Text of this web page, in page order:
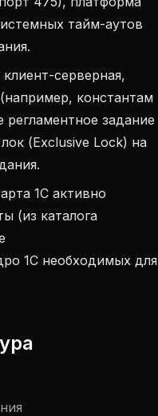
тайм-аутов
клиент-серверная,
константам
задание
(Exclusive Lock) на
1С активно
(из каталога
1С необходимых для